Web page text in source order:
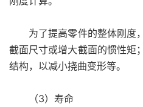
为了提高零件的整体刚度
截面尺寸或增大截面的惯性矩
结构，以减小挠曲变形等。
（3）寿命